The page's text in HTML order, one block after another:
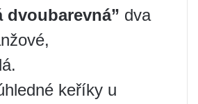
dvoubarevná” dva
keříky u